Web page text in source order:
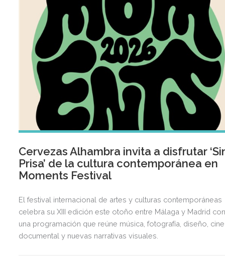
Cervezas Alhambra invita a disfrutar
Prisa’ de la cultura contemporánea en
Moments Festival
El festival internacional de artes y culturas contemporáneas
celebra su XIII edición este otoño entre Málaga y Madrid
una programación que reúne música, fotografía, diseño, cine
documental y nuevas narrativas visuales.